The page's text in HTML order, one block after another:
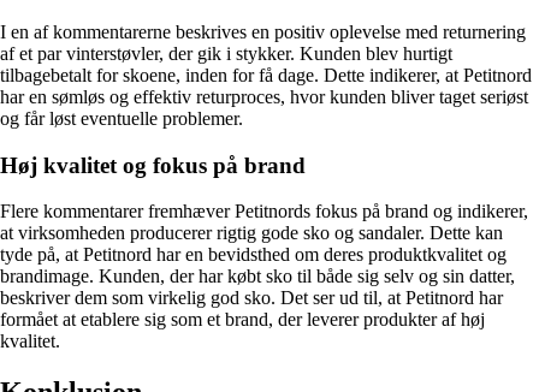
I en af kommentarerne beskrives en positiv oplevelse med returnering
af et par vinterstøvler, der gik i stykker. Kunden blev hurtigt
tilbagebetalt for skoene, inden for få dage. Dette indikerer, at Petitnord
har en sømløs og effektiv returproces, hvor kunden bliver taget seriøst
og får løst eventuelle problemer.
Høj kvalitet og fokus på brand
Flere kommentarer fremhæver Petitnords fokus på brand og indikerer,
at virksomheden producerer rigtig gode sko og sandaler. Dette kan
tyde på, at Petitnord har en bevidsthed om deres produktkvalitet og
brandimage. Kunden, der har købt sko til både sig selv og sin datter,
beskriver dem som virkelig god sko. Det ser ud til, at Petitnord har
formået at etablere sig som et brand, der leverer produkter af høj
kvalitet.